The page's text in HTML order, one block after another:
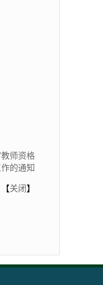
教师资格
的通知
【关闭 】